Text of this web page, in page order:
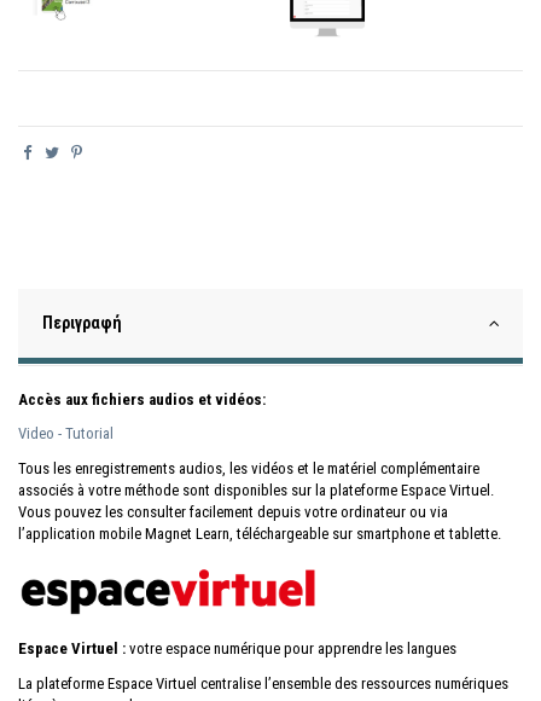
Περιγραφή
Accès aux fichiers audios et vidéos:
Video - Tutorial
Tous les enregistrements audios, les vidéos et le matériel complémentaire
associés à votre méthode sont disponibles sur la plateforme Espace Virtuel.
Vous pouvez les consulter facilement depuis votre ordinateur ou via
l’application mobile Magnet Learn, téléchargeable sur smartphone et tablette.
Espace Virtuel : votre espace numérique pour apprendre les langues
La plateforme Espace Virtuel centralise l’ensemble des ressources numériques